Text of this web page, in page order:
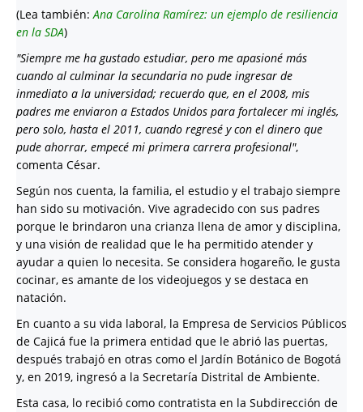
(Lea también:Ana Carolina Ramírez: un ejemplo de resiliencia
en la SDA)
"Siempre me ha gustado estudiar, pero me apasioné más
cuando al culminar la secundaria no pude ingresar de
inmediato a la universidad; recuerdo que, en el 2008, mis
padres me enviaron a Estados Unidos para fortalecer mi inglés,
pero solo, hasta el 2011, cuando regresé y con el dinero que
pude ahorrar, empecé mi primera carrera profesional",
comenta César.
Según nos cuenta, la familia, el estudio y el trabajo siempre
han sido su motivación. Vive agradecido con sus padres
porque le brindaron una crianza llena de amor y disciplina,
y una visión de realidad que le ha permitido atender y
ayudar a quien lo necesita. Se considera hogareño, le gusta
cocinar, es amante de los videojuegos y se destaca en
natación.
En cuanto a su vida laboral, la Empresa de Servicios Públicos
de Cajicá fue la primera entidad que le abrió las puertas,
después trabajó en otras como el Jardín Botánico de Bogotá
y, en 2019, ingresó a la Secretaría Distrital de Ambiente.
Esta casa, lo recibió como contratista en la Subdirección de